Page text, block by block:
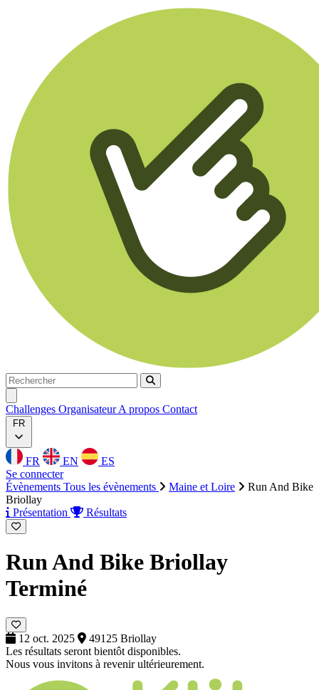
Rechercher
Rechercher
Challenges OrganisateurA propos Contact
FR
FR EN
ES
Se connecter
Évènements Tous les évènements Maine et Loire
Run And Bike
Briollay
Présentation
Résultats
Run And Bike Briollay
Terminé
12 oct. 2025
49125 Briollay
Les résultats seront bientôt disponibles.
Nous vous invitons à revenir ultérieurement.